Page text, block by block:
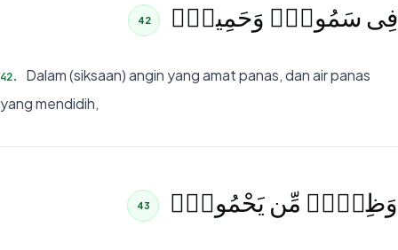
فِى سَمُومٍۢ وَحَمِيمٍۢ 42
42.
Dalam (siksaan) angin yang amat panas, dan air panas
yang mendidih,
وَظِلٍّۢ مِّن يَحْمُومٍۢ 43